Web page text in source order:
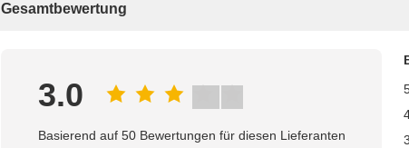
Gesamtbewertung
3.0
Basierend auf 50 Bewertungen für diesen Lieferanten